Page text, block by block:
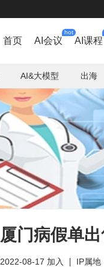
首页 AI会议
hot
AI课程
AI&大模型 出海
厦门病假单出
2022-08-17 加入
IP属地